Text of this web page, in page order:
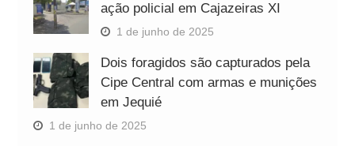
ação policial em Cajazeiras XI
1 de junho de 2025
Dois foragidos são capturados pela
Cipe Central com armas e munições
em Jequié
1 de junho de 2025